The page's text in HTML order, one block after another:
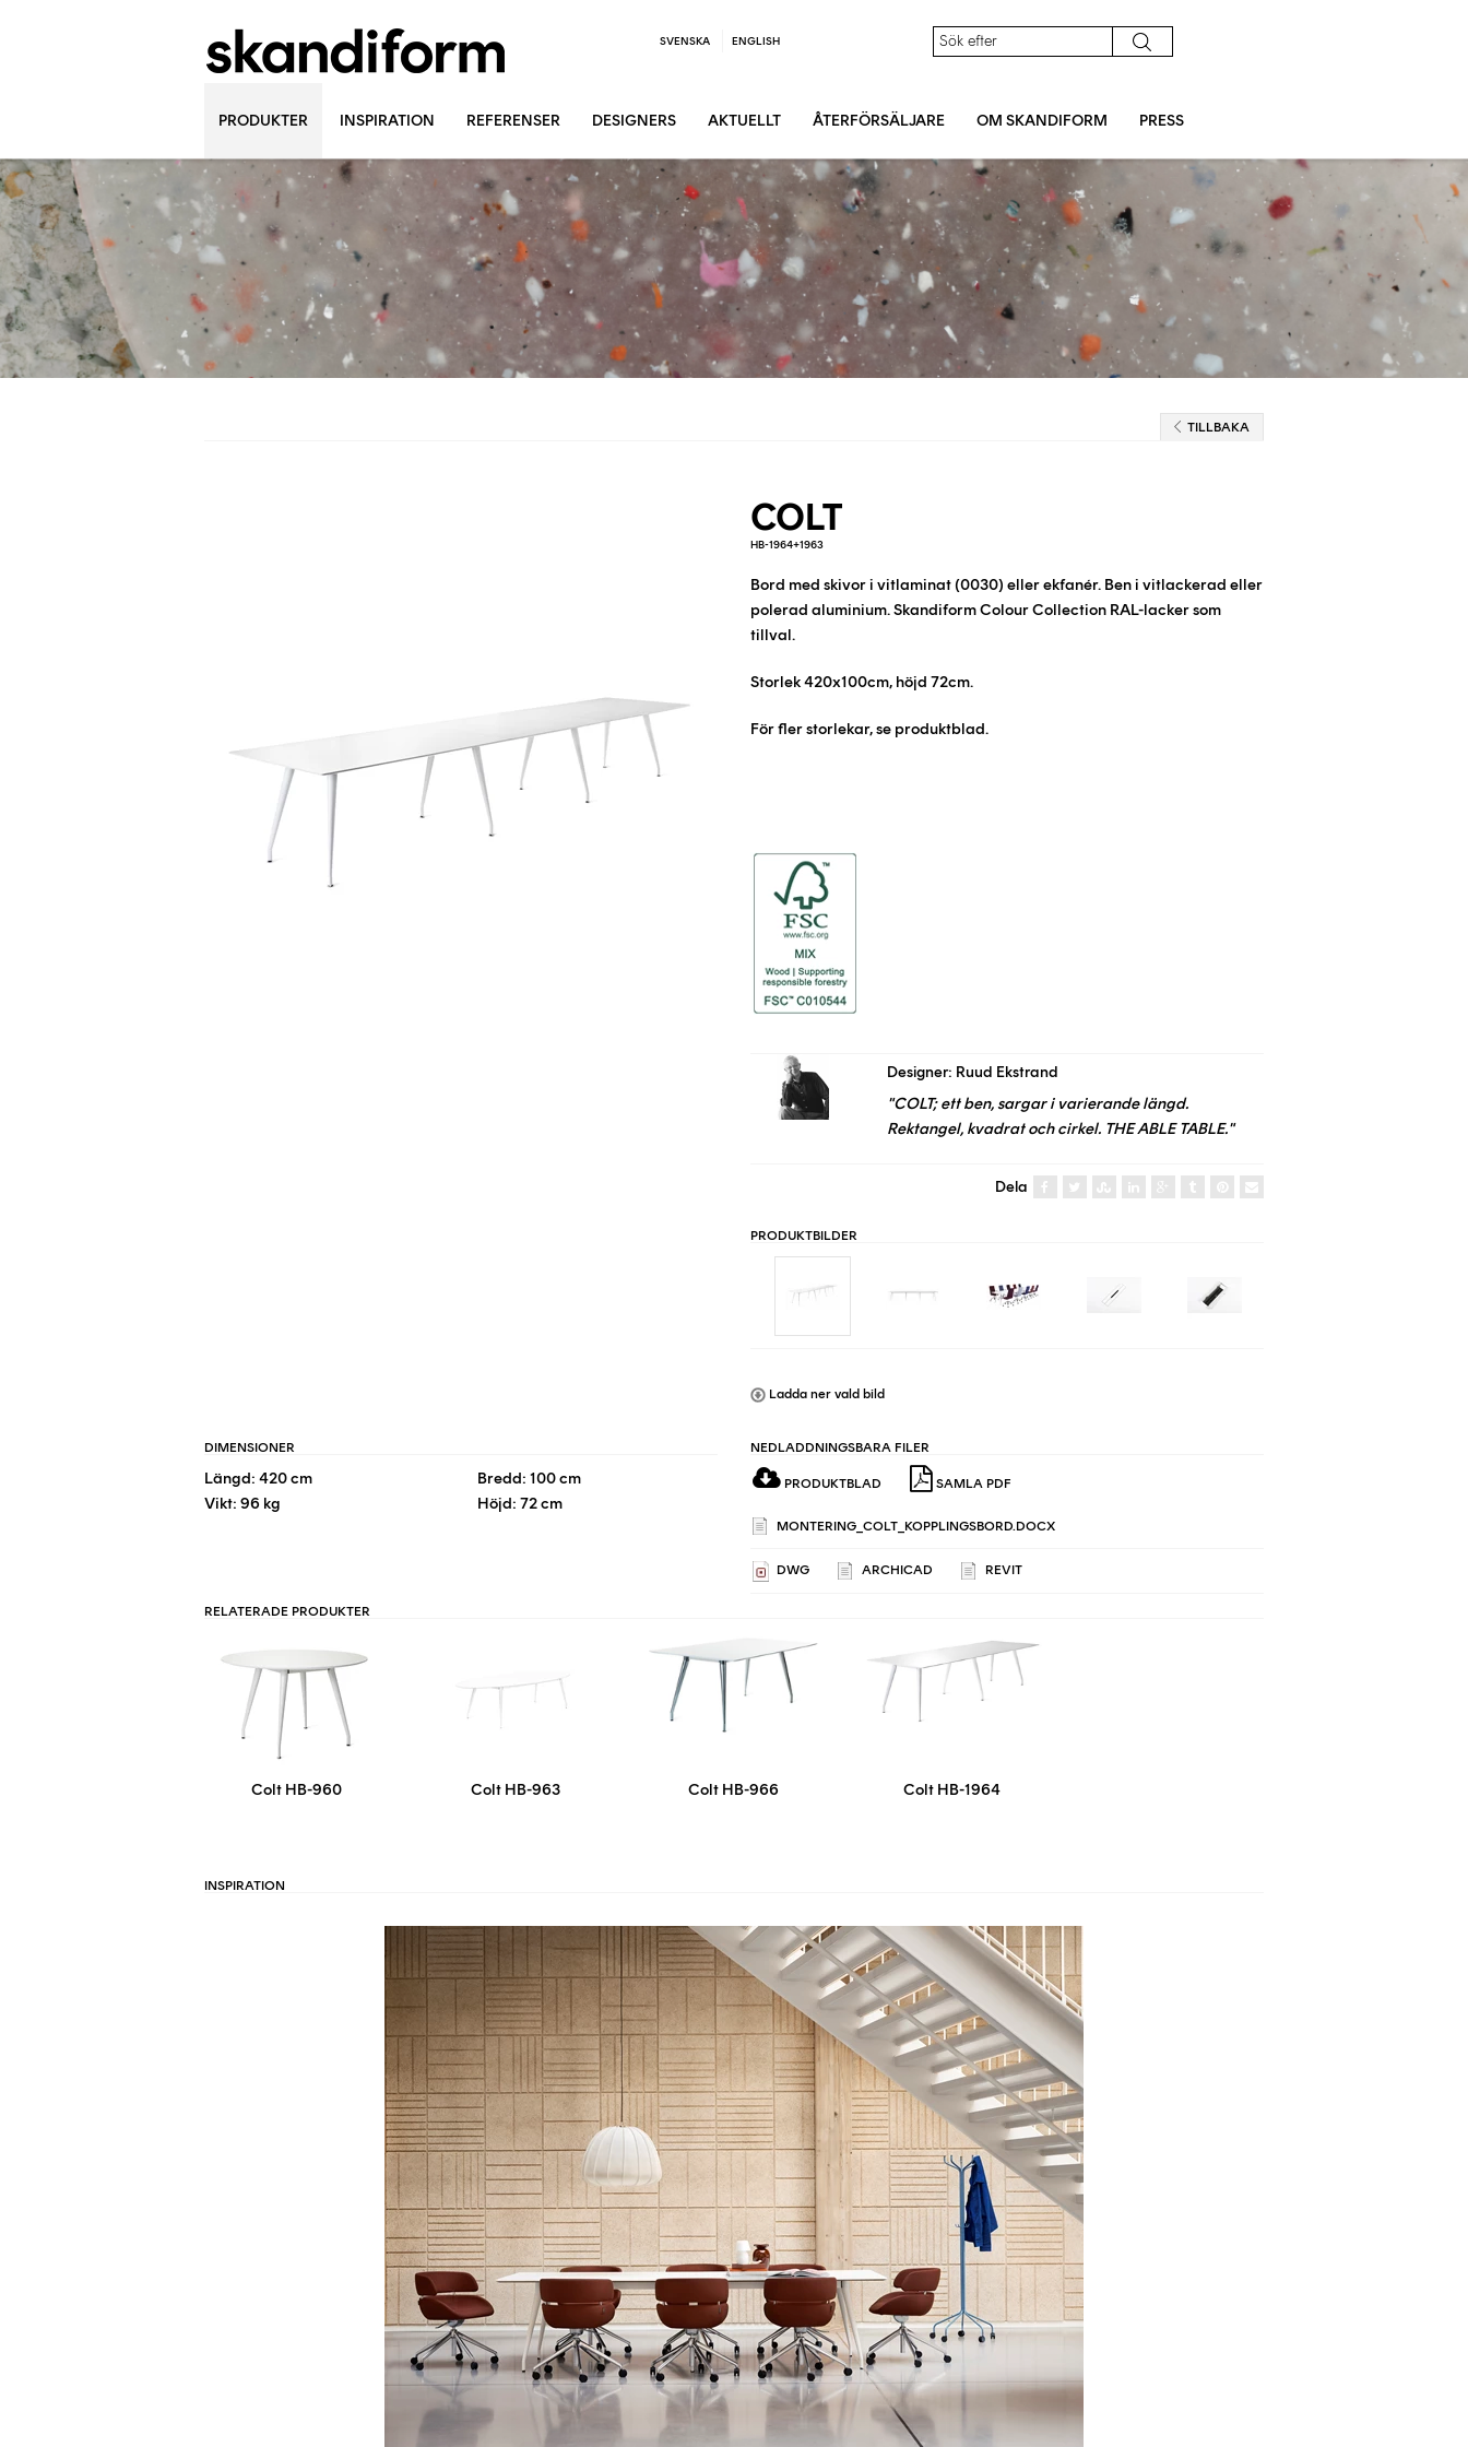
SVENSKA ENGLISH
PRODUKTER INSPIRATION REFERENSER DESIGNERS AKTUELLT ÅTERFÖRSÄLJARE OM SKANDIFORM PRESS
TILLBAKA
COLT
HB-1964+1963
Bord med skivor i vitlaminat (0030) eller ekfanér. Ben i vitlackerad eller
polerad aluminium.Skandiform Colour Collection RAL-lacker som
tillval.
Storlek 420x100cm, höjd 72cm.
För fler storlekar, se produktblad.
Designer: Ruud Ekstrand
"COLT; ett ben, sargar i varierande längd.
Rektangel, kvadrat och cirkel. THE ABLE TABLE."
Dela
PRODUKTBILDER
Ladda ner vald bild
DIMENSIONER
Längd: 420 cm
Vikt: 96 kg
Bredd: 100 cm
Höjd: 72 cm
NEDLADDNINGSBARA FILER
PRODUKTBLAD SAMLA PDF
MONTERING_COLT_KOPPLINGSBORD.DOCX
DWG ARCHICAD REVIT
RELATERADE PRODUKTER
Colt HB-960 Colt HB-963 Colt HB-966 Colt HB-1964
INSPIRATION